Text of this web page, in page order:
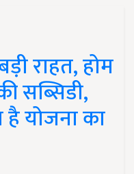
राहत, होम
सब्सिडी,
योजना का